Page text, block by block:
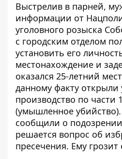
Выстрелив в парней,
информации от
уголовного розыска
с городским отделом
установить его
местонахождение и
оказался 25-летний
данному факту открыли
производство по части
(умышленное
сообщили о
решается вопрос об
пресечения. Ему грозит